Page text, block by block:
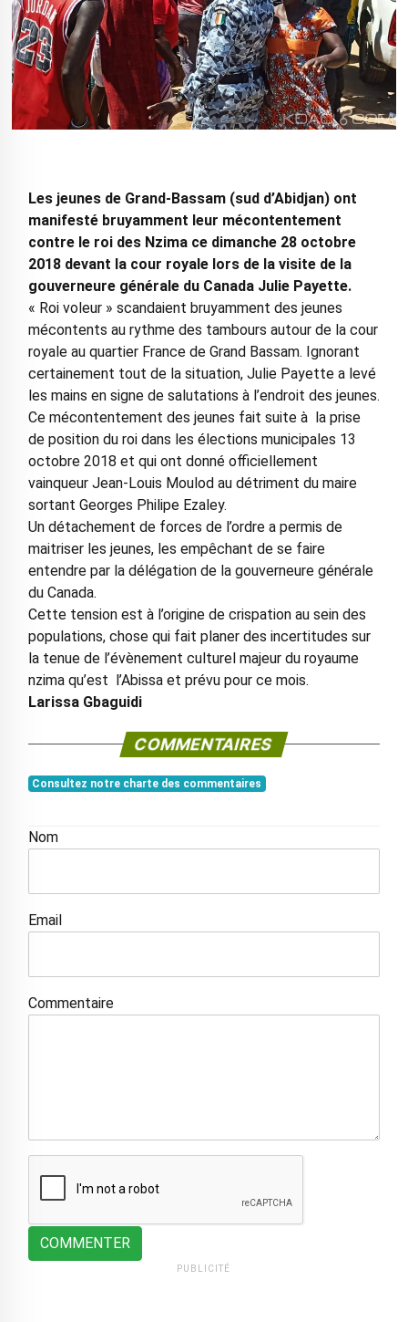
Les jeunes de Grand-Bassam (sud d’Abidjan) ont
manifesté bruyamment leur mécontentement
contre le roi des Nzima ce dimanche 28 octobre
2018 devant la cour royale lors de la visite de la
gouverneure générale du Canada Julie Payette.
« Roi voleur » scandaient bruyamment des jeunes
mécontents au rythme des tambours autour de la cour
royale au quartier France de Grand Bassam. Ignorant
certainement tout de la situation, Julie Payette a levé
les mains en signe de salutations à l’endroit des jeunes.
Ce mécontentement des jeunes fait suite à la prise
de position du roi dans les élections municipales 13
octobre 2018 et qui ont donné officiellement
vainqueur Jean-Louis Moulod au détriment du maire
sortant Georges Philipe Ezaley.
Un détachement de forces de l’ordre a permis de
maitriser les jeunes, les empêchant de se faire
entendre par la délégation de la gouverneure générale
du Canada.
Cette tension est à l’origine de crispation au sein des
populations, chose qui fait planer des incertitudes sur
la tenue de l’évènement culturel majeur du royaume
nzima qu’est l’Abissa et prévu pour ce mois.
Larissa Gbaguidi
COMMENTAIRES
Consultez notre charte des commentaires
Nom
Email
Commentaire
COMMENTER
PUBLICITÉ